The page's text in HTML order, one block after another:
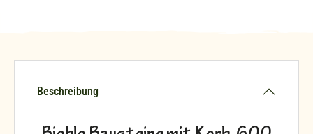
Beschreibung